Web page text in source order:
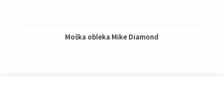
Moška obleka Mike Diamond